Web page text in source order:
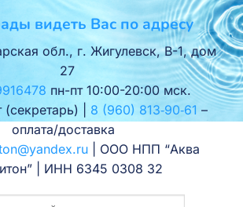
видеть Вас по адресу
обл., г. Жигулевск, В-1, дом
27
пн-пт 10:00-20:00 мск.
(секретарь) | 8 (960) 813‑90‑61 –
оплата/доставка
| ООО НПП “Аква
| ИНН 6345 0308 32